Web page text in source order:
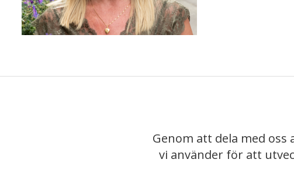
Genom att dela med
vi använder för att